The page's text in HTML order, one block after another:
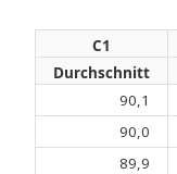
C1
Durchschnitt
90,1
90,0
89,9